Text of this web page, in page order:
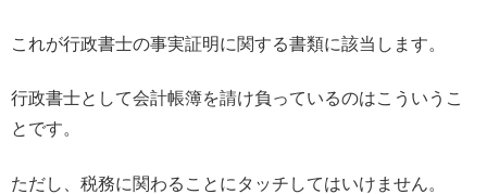
これが行政書士の事実証明に関する書類に該当します。
行政書士として会計帳簿を請け負っているのはこういうこ
とです。
ただし、税務に関わることにタッチしてはいけません。